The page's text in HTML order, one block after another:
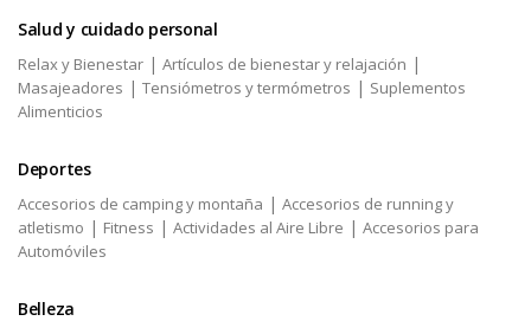
Salud y cuidado personal
Relax y Bienestar | Artículos de bienestar y relajación |
Masajeadores | Tensiómetros y termómetros | Suplementos
Alimenticios
Deportes
Accesorios de camping y montaña | Accesorios de running y
atletismo | Fitness | Actividades al Aire Libre | Accesorios para
Automóviles
Belleza